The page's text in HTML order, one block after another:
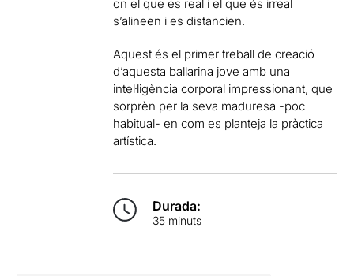
on el que és real i el que és irreal
s’alineen i es distancien.
Aquest és el primer treball de creació
d’aquesta ballarina jove amb una
intel·ligència corporal impressionant, que
sorprèn per la seva maduresa -poc
habitual- en com es planteja la pràctica
artística.
Durada:
35 minuts